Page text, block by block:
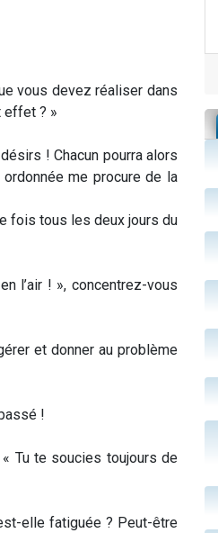
vous devez réaliser dans
effet ? »
! Chacun pourra alors
me procure de la
fois tous les deux jours du
l’air ! », concentrez-vous
et donner au problème
!
Tu te soucies toujours de
elle fatiguée ? Peut-être